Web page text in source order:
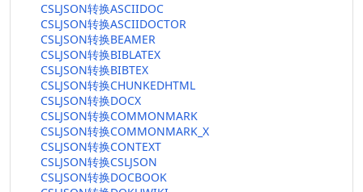
CSLJSON转换ASCIIDOC
CSLJSON转换ASCIIDOCTOR
CSLJSON转换BEAMER
CSLJSON转换BIBLATEX
CSLJSON转换BIBTEX
CSLJSON转换CHUNKEDHTML
CSLJSON转换DOCX
CSLJSON转换COMMONMARK
CSLJSON转换COMMONMARK_X
CSLJSON转换CONTEXT
CSLJSON转换CSLJSON
CSLJSON转换DOCBOOK